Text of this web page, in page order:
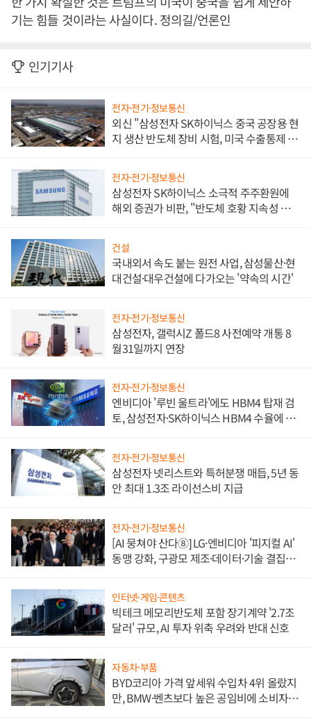
기는 힘들 것이라는 사실이다. 정의길/언론인
인기기사
전자·전기·정보통신
외신 "삼성전자 SK하이닉스 중국 공장용 현
지 생산 반도체 장비 시험, 미국 수출통제 대
전자·전기·정보통신
삼성전자 SK하이닉스 소극적 주주환원에
해외 증권가 비판, "반도체 호황 지속성 의
건설
국내외서 속도 붙는 원전 사업, 삼성물산·현
대건설·대우건설에 다가오는 '약속의 시간'
전자·전기·정보통신
삼성전자, 갤럭시Z 폴드8 사전예약 개통 8
월31일까지 연장
전자·전기·정보통신
엔비디아 '루빈 울트라'에도 HBM4 탑재 검
토, 삼성전자·SK하이닉스 HBM4 수율에 주
전자·전기·정보통신
삼성전자 넷리스트와 특허분쟁 매듭, 5년 동
안 최대 1.3조 라이선스비 지급
전자·전기·정보통신
[AI 뭉쳐야 산다⑧] LG·엔비디아 '피지컬 AI'
동맹 강화, 구광모 제조·데이터·기술 결집
인터넷·게임·콘텐츠
빅테크 메모리반도체 포함 장기계약 '2.7조
달러' 규모, AI 투자 위축 우려와 반대 신호
자동차·부품
BYD코리아 가격 앞세워 수입차 4위 올랐지
만, BMW·벤츠보다 높은 공임비에 소비자